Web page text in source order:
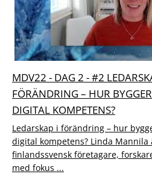
MDV22 - DAG 2 - #2
FÖRÄNDRING – HUR
DIGITAL KOMPETENS?
Ledarskap i förändring – hur
digital kompetens? Linda Mannila
finlandssvensk företagare,
med fokus ...